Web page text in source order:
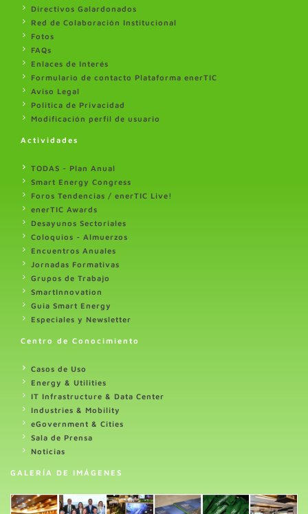
Directivos Galardonados
Red de Colaboración Institucional
Fotos
FAQs
Enlaces de Interés
Formulario de contacto Plataforma enerTIC
Aviso Legal
Politica de Privacidad
Modificación perfil de usuario
Actividades
TODAS - Plan Anual
Smart Energy Congress
Foros Tendencias / enerTIC Live!
enerTIC Awards
Desayunos Sectoriales
Coloquios - Almuerzos
Encuentros Anuales
Jornadas Formativas
Grupos de Trabajo
SmartInnovation
Guia Smart Energy
Especiales y Newsletter
Centro de Conocimiento
Casos de Uso
Energy & Utilities
IT Infrastructure & Data Center
Industries & Mobility
eGovernment & Cities
Sala de Prensa
Noticias
GALERÍA DE IMÁGENES